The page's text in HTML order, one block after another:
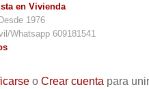
en Vivienda
1976
Whatsapp 609181541
o Crear cuenta para